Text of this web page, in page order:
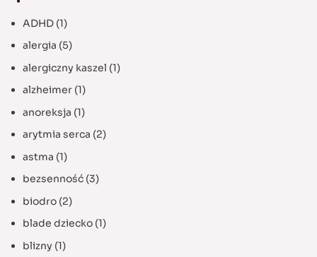
ADHD(1)
alergia (5)
alergiczny kaszel (1)
alzheimer(1)
anoreksja (1)
arytmia serca (2)
astma (1)
bezsenność(3)
biodro(2)
blade dziecko(1)
blizny (1)